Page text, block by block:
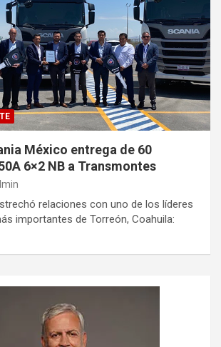
México entrega de 60
6×2 NB a Transmontes
relaciones con uno de los líderes
importantes de Torreón, Coahuila: